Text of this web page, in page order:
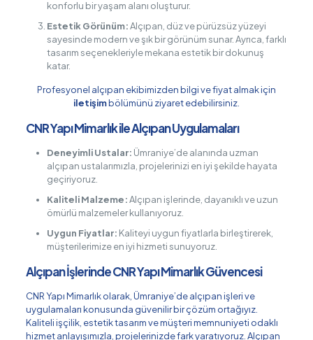
konforlu bir yaşam alanı oluşturur.
Estetik Görünüm:Alçıpan, düz ve pürüzsüz yüzeyi
sayesinde modern ve şık bir görünüm sunar. Ayrıca, farklı
tasarım seçenekleriyle mekana estetik bir dokunuş
katar.
Profesyonel alçıpan ekibimizden bilgi ve fiyat almak için
iletişimbölümünü ziyaret edebilirsiniz.
CNR Yapı Mimarlık ile Alçıpan Uygulamaları
Deneyimli Ustalar: Ümraniye’de alanında uzman
alçıpan ustalarımızla, projelerinizi en iyi şekilde hayata
geçiriyoruz.
Kaliteli Malzeme:Alçıpan işlerinde, dayanıklı ve uzun
ömürlü malzemeler kullanıyoruz.
Uygun Fiyatlar: Kaliteyi uygun fiyatlarla birleştirerek,
müşterilerimize en iyi hizmeti sunuyoruz.
Alçıpan İşlerinde CNR Yapı Mimarlık Güvencesi
CNR Yapı Mimarlık olarak, Ümraniye’de alçıpan işleri ve
uygulamaları konusunda güvenilir bir çözüm ortağıyız.
Kaliteli işçilik, estetik tasarım ve müşteri memnuniyeti odaklı
hizmet anlayışımızla, projelerinizde fark yaratıyoruz. Alçıpan